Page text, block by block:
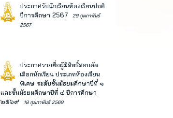
ประกาศรับนักเรียนห้องเรียนปกติ
ปีการศึกษา 2567
29 กุมภาพันธ์
2567
ประกาศรายชื่อผู้มีสิทธิ์สอบคัด
เลือกนักเรียน ประเภทห้องเรียน
พิเศษ ระดับชั้นมัธยมศึกษาปีที่ ๑
และชั้นมัธยมศึกษาปีที่ ๔ ปีการศึกษา
๒๕๖๙
18 กุมภาพันธ์ 2569